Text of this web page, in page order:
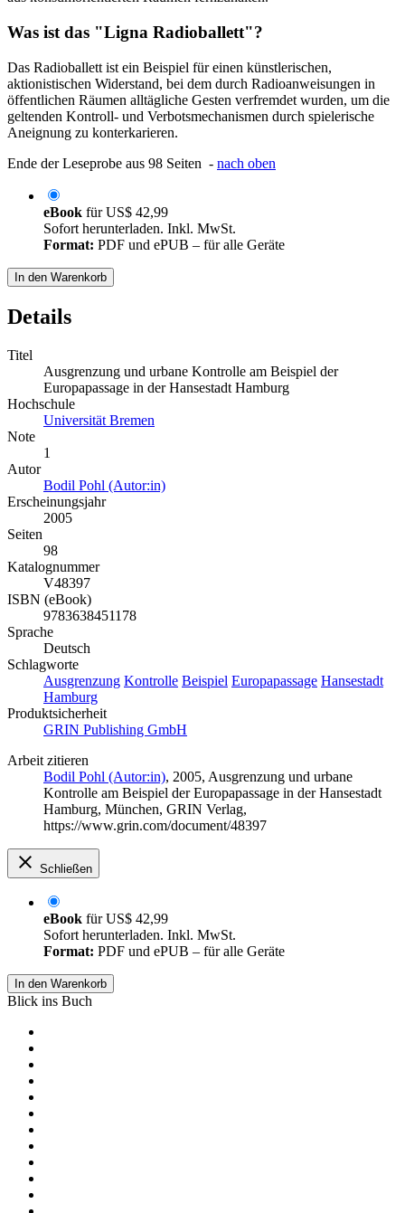
Was ist das "Ligna Radioballett"?
Das Radioballett ist ein Beispiel für einen künstlerischen,
aktionistischen Widerstand, bei dem durch Radioanweisungen in
öffentlichen Räumen alltägliche Gesten verfremdet wurden, um die
geltenden Kontroll- und Verbotsmechanismen durch spielerische
Aneignung zu konterkarieren.
Ende der Leseprobe aus 98 Seiten - nach oben
eBook fürUS$ 42,99
Sofort herunterladen. Inkl. MwSt.
Format: PDF und ePUB – für alle Geräte
In den Warenkorb
Details
Titel
Ausgrenzung und urbane Kontrolle am Beispiel der
Europapassage in der Hansestadt Hamburg
Hochschule
Universität Bremen
Note
1
Autor
Bodil Pohl (Autor:in)
Erscheinungsjahr
2005
Seiten
98
Katalognummer
V48397
ISBN (eBook)
9783638451178
Sprache
Deutsch
Schlagworte
Ausgrenzung Kontrolle Beispiel Europapassage Hansestadt
Hamburg
Produktsicherheit
GRIN Publishing GmbH
Arbeit zitieren
Bodil Pohl (Autor:in), 2005, Ausgrenzung und urbane
Kontrolle am Beispiel der Europapassage in der Hansestadt
Hamburg, München, GRIN Verlag,
https://www.grin.com/document/48397
Schließen
eBook fürUS$ 42,99
Sofort herunterladen. Inkl. MwSt.
Format: PDF und ePUB – für alle Geräte
In den Warenkorb
Blick ins Buch